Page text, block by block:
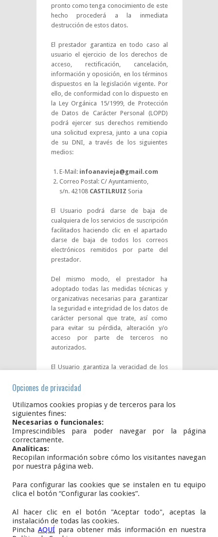
pronto como tenga conocimiento de este
hecho procederá a la inmediata
destrucción de estos datos.
El prestador garantiza en todo caso al
usuario el ejercicio de los derechos de
acceso, rectificación, cancelación,
información y oposición, en los términos
dispuestos en la legislación vigente. Por
ello, de conformidad con lo dispuesto en
la Ley Orgánica 15/1999, de Protección
de Datos de Carácter Personal (LOPD)
podrá ejercer sus derechos remitiendo
una solicitud expresa, junto a una copia
de su DNI, a través de los siguientes
medios:
E-Mail: infoanavieja@gmail.com
Correo Postal: C/ Ayuntamiento,
s/n. 42108 CASTILRUIZ Soria
El Usuario podrá darse de baja de
cualquiera de los servicios de suscripción
facilitados haciendo clic en el apartado
darse de baja de todos los correos
electrónicos remitidos por parte del
prestador.
Del mismo modo, el prestador ha
adoptado todas las medidas técnicas y
organizativas necesarias para garantizar
la seguridad e integridad de los datos de
carácter personal que trate, así como
para evitar su pérdida, alteración y/o
acceso por parte de terceros no
autorizados.
El Usuario garantiza la veracidad de los
responsable de mantenerlos
dure su condición. En todo caso, el
Usuario será el único responsable de las
manifestaciones falsas o inexactas que
realice y de los perjuicios que cause a El
que facilite.
Plaza del Ayuntamiento, S/N.
42108AÑAVIEJA Soria
E.infoanavieja@gmail.com
www.añavieja.es
Opciones de privacidad
Utilizamos cookies propias y de terceros para los
siguientes fines:
Necesarias o funcionales:
Imprescindibles para poder navegar por la página
correctamente.
Analíticas:
Recopilan información sobre cómo los visitantes navegan
por nuestra página web.
Para configurar las cookies que se instalen en tu equipo
clica el botón “Configurar las cookies”.
Al hacer clic en el botón "Aceptar todo", aceptas la
instalación de todas las cookies.
Pincha AQUÍ para obtener más información en nuestra